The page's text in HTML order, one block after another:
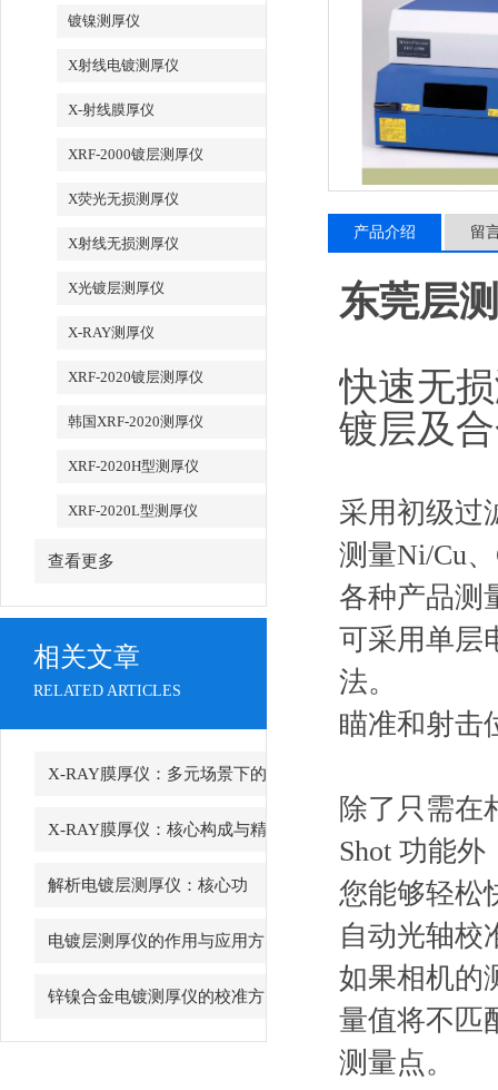
镀镍测厚仪
X射线电镀测厚仪
X-射线膜厚仪
XRF-2000镀层测厚仪
X荧光无损测厚仪
X射线无损测厚仪
X光镀层测厚仪
X-RAY测厚仪
XRF-2020镀层测厚仪
韩国XRF-2020测厚仪
XRF-2020H型测厚仪
XRF-2020L型测厚仪
查看更多
相关文章
RELATED ARTICLES
X-RAY膜厚仪：多元场景下的
精准检测边界
X-RAY膜厚仪：核心构成与精
密协作的科技密码
解析电镀层测厚仪：核心功
能、行业应用与技术亮点
电镀层测厚仪的作用与应用方
向分析
锌镍合金电镀测厚仪的校准方
法与重要性
产品介绍 留
东莞层
快速无
镀层及
采用初级过
测量Ni/Cu、
各种产品测
可采用单层
法。
瞄准和射击
除了只需在
Shot 功能外
您能够轻松
自动光轴校
如果相机的
量值将不匹
测量点。